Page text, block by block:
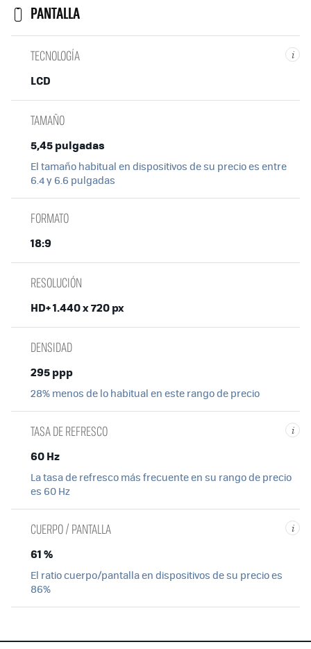
PANTALLA
i
TECNOLOGÍA
LCD
TAMAÑO
5,45 pulgadas
El tamaño habitual en dispositivos de su precio es entre
6.4 y 6.6 pulgadas
FORMATO
18:9
RESOLUCIÓN
HD+ 1.440 x 720 px
DENSIDAD
295 ppp
28% menos de lo habitual en este rango de precio
i
TASA DE REFRESCO
60 Hz
La tasa de refresco más frecuente en su rango de precio
es 60 Hz
i
CUERPO / PANTALLA
61 %
El ratio cuerpo/pantalla en dispositivos de su precio es
86%